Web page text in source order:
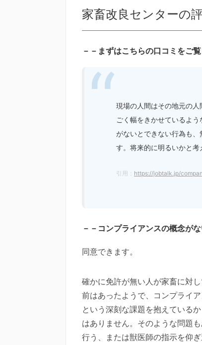
家畜改良センターの
－－まずはこちらの口コミをご覧
現場の人間はその地元の
ごく幅をきかせているよ
がないとできない行為も
す。将来的に明るいかと考
引用： https://jobtalk.jp/
－－コンプライアンスの概念が
同意できます。
確かに免許が無い人が家畜に対
前はあったようで、コンプライ
という深刻な課題を抱えている
はありません。そのような問題
行う、または獣医師の指示を仰